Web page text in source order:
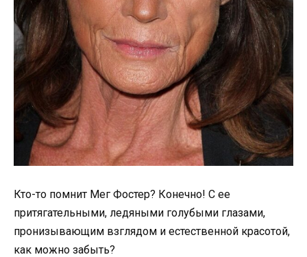
Кто-то помнит Мег Фостер? Конечно! С ее
притягательными, ледяными голубыми глазами,
пронизывающим взглядом и естественной красотой,
как можно забыть?